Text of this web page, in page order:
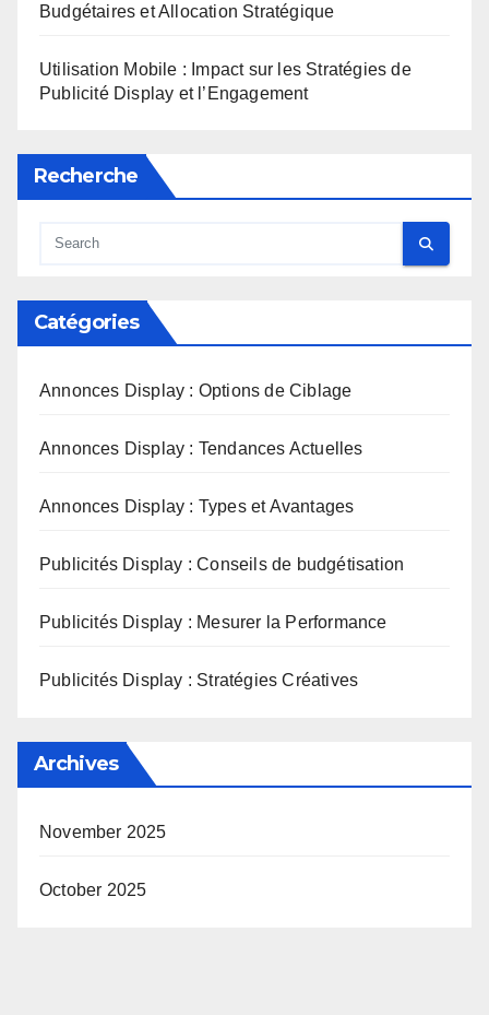
Budgétaires et Allocation Stratégique
Utilisation Mobile : Impact sur les Stratégies de
Publicité Display et l’Engagement
Recherche
Catégories
Annonces Display : Options de Ciblage
Annonces Display : Tendances Actuelles
Annonces Display : Types et Avantages
Publicités Display : Conseils de budgétisation
Publicités Display : Mesurer la Performance
Publicités Display : Stratégies Créatives
Archives
November 2025
October 2025